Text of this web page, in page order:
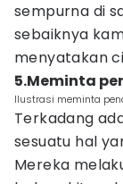
sempurna di
sebaiknya
menyatakan
5.Meminta
Ilustrasi meminta
Terkadang
sesuatu hal
Mereka